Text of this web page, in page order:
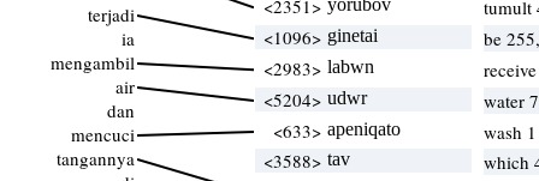
terjadi
ia
mengambil
air
dan
mencuci
tangannya
<2351> yorubov
tumult
<1096> ginetai
be
<2983> labwn
<5204> udwr
water
<633> apeniqato
wash
<3588> tav
which